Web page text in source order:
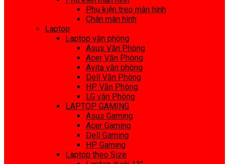
Phụ kiện treo màn hình
Chân màn hình
Laptop
Laptop văn phòng
Asus Văn Phòng
Acer Văn Phòng
Avita văn phòng
Dell Văn Phòng
HP Văn Phòng
LG văn Phòng
LAPTOP GAMING
Asus Gaming
Acer Gaming
Dell Gaming
HP Gaming
Laptop theo Size